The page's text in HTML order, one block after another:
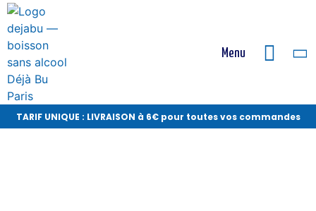
Menu
TARIF UNIQUE : LIVRAISON à 6€ pour toutes vos commandes